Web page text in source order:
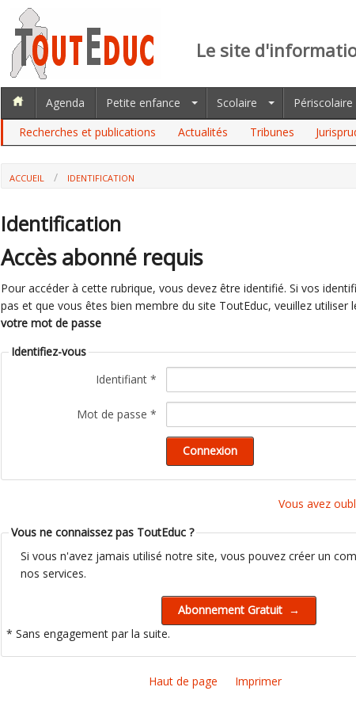
Le site
Agenda Petite enfance Scolaire Périscolaire
Recherches et publications
Actualités Tribunes
ACCUEIL IDENTIFICATION
Identification
Accès abonné requis
Pour accéder à cette rubrique, vous devez être identifié. Si vos
pas et que vous êtes bien membre du site ToutEduc, veuillez utiliser
votre mot de passe
Identifiez-vous
Identifiant *
Mot de passe *
Vous avez
Vous ne connaissez pas ToutEduc ?
Si vous n'avez jamais utilisé notre site, vous pouvez créer un
nos services.
* Sans engagement par la suite.
Haut de page Imprimer